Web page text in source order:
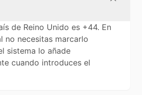
de Reino Unido es +44. En
no necesitas marcarlo
sistema lo añade
cuando introduces el